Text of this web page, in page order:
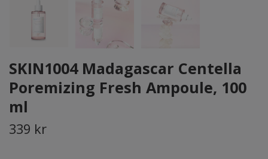
SKIN1004 Madagascar Centella
Poremizing Fresh Ampoule, 100
ml
339 kr